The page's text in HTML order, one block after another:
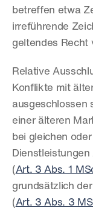
betreffen etwa
irreführende
geltendes Recht
Relative
Konflikte mit
ausgeschlossen
einer älteren
bei gleichen
(Art. 3 Abs. 1
grundsätzlich
(Art. 3 Abs. 3